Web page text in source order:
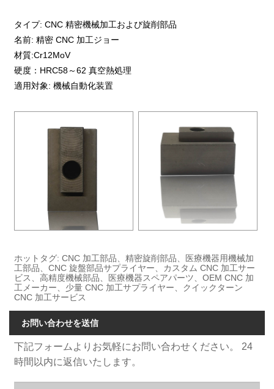
タイプ: CNC 精密機械加工および旋削部品
名前: 精密 CNC 加工ジョー
材質:Cr12MoV
硬度：HRC58～62 真空熱処理
適用対象: 機械自動化装置
ホットタグ: CNC 加工部品、精密旋削部品、医療機器用機械加
工部品、CNC 旋盤部品サプライヤー、カスタム CNC 加工サー
ビス、高精度機械部品、医療機器スペアパーツ、OEM CNC 加
工メーカー、少量 CNC 加工サプライヤー、クイックターン
CNC 加工サービス
お問い合わせを送信
下記フォームよりお気軽にお問い合わせください。 24
時間以内に返信いたします。